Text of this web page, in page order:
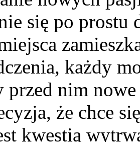
się po prostu
każdy
przed nim
że chce
kwestią